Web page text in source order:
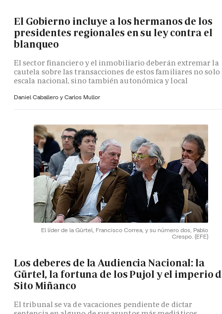
El Gobierno incluye a los hermanos de los
presidentes regionales en su ley contra el
blanqueo
El sector financiero y el inmobiliario deberán extremar la
cautela sobre las transacciones de estos familiares no solo
escala nacional, sino también autonómica y local
Daniel Caballero y Carlos Mullor
El líder de la Gürtel, Francisco Correa, y su número dos, Pablo
Crespo. (EFE)
Los deberes de la Audiencia Nacional: la
Gürtel, la fortuna de los Pujol y el imperio
Sito Miñanco
El tribunal se va de vacaciones pendiente de dictar